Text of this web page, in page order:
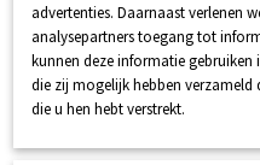
Inloggen Registreren
advertenties. Daarnaast verlenen
analysepartners toegang tot
kunnen deze informatie
die zij mogelijk hebben
die u hen hebt verstrekt.